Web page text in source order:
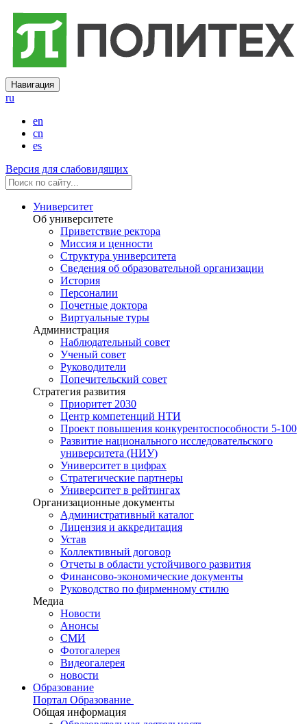
Навигация
ru
en
cn
es
Версия для слабовидящих
Университет
Об университете
Приветствие ректора
Миссия и ценности
Структура университета
Сведения об образовательной организации
История
Персоналии
Почетные доктора
Виртуальные туры
Администрация
Наблюдательный совет
Ученый совет
Руководители
Попечительский совет
Стратегия развития
Приоритет 2030
Центр компетенций НТИ
Проект повышения конкурентоспособности 5-100
Развитие национального исследовательского
университета (НИУ)
Университет в цифрах
Стратегические партнеры
Университет в рейтингах
Организационные документы
Административный каталог
Лицензия и аккредитация
Устав
Коллективный договор
Отчеты в области устойчивого развития
Финансово-экономические документы
Руководство по фирменному стилю
Медиа
Новости
Анонсы
СМИ
Фотогалерея
Видеогалерея
новости
Образование
Портал Образование
Общая информация